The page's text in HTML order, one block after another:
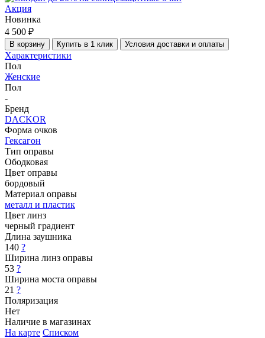
Акция
Новинка
4 500 ₽
В корзину Купить в 1 клик Условия доставки и оплаты
Характеристики
Пол
Женские
Пол
-
Бренд
DACKOR
Форма очков
Гексагон
Тип оправы
Ободковая
Цвет оправы
бордовый
Материал оправы
металл и пластик
Цвет линз
черный градиент
Длина заушника
140 ?
Ширина линз оправы
53 ?
Ширина моста оправы
21 ?
Поляризация
Нет
Наличие в магазинах
На карте Списком